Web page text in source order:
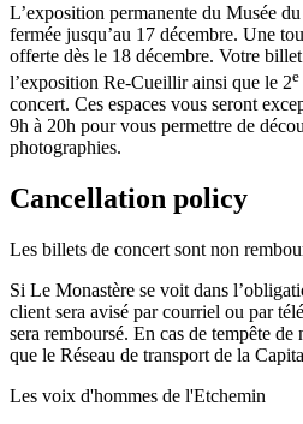
L’exposition permanente du Musée
fermée jusqu’au 17 décembre. Une
offerte dès le 18 décembre. Votre
l’exposition Re-Cueillir ainsi que le 2e
concert. Ces espaces vous seront
9h à 20h pour vous permettre de
photographies.
Cancellation policy
Les billets de concert sont non
Si Le Monastère se voit dans
client sera avisé par courriel ou par
sera remboursé. En cas de tempête
que le Réseau de transport de la
Les voix d'hommes de l'Etchemin